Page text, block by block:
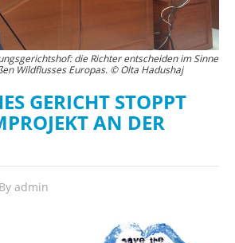
die Richter entscheiden im Sinne
Wildflusses Europas. © Olta Hadushaj
GERICHT STOPPT
AN DER
By admin